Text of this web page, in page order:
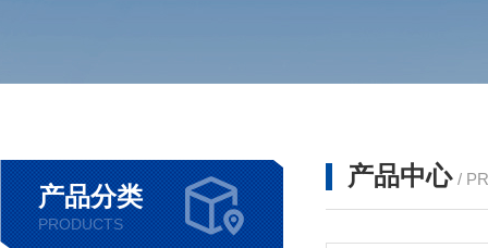
产品分类
PRODUCTS
产品中心 /